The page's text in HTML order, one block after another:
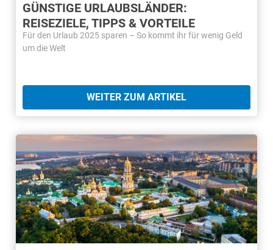
GÜNSTIGE URLAUBSLÄNDER:
REISEZIELE, TIPPS & VORTEILE
Für den Urlaub 2025 sparen – So kommt ihr für wenig Geld
um die Welt
WEITER ZUM ARTIKEL